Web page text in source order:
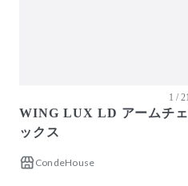
1 /
WING LUX LD アームチ
ックス
CondeHouse